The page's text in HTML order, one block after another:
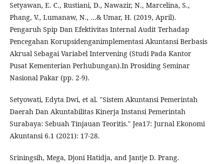
Setyawan, E. C., Rustiani, D., Nawazir, N., Marcelina, S.,
Phang, V., Lumanaw, N., ...& Umar, H. (2019, April).
Pengaruh Spip Dan Efektivitas Internal Audit Terhadap
Pencegahan Korupsidenganimplementasi Akuntansi Berbasis
Akrual Sebagai Variabel Intervening (Studi Pada Kantor
Pusat Kementerian Perhubungan).In Prosiding Seminar
Nasional Pakar (pp. 2-9).
Setyowati, Edyta Dwi, et al. "Sistem Akuntansi Pemerintah
Daerah Dan Akuntabilitas Kinerja Instansi Pemerintah
Surabaya: Sebuah Tinjauan Teoritis." Jea17: Jurnal Ekonomi
Akuntansi 6.1 (2021): 17-28.
Sriningsih, Mega, Djoni Hatidja, and Jantje D. Prang.